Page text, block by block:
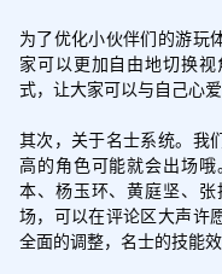
为了优化小伙伴们的游玩
家可以更加自由地切换
式，让大家可以与自己心
其次，关于名士系统。我
高的角色可能就会出场
本、杨玉环、黄庭坚、
场，可以在评论区大声许
全面的调整，名士的技能